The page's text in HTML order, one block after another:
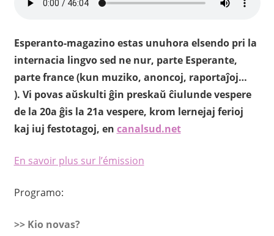
Esperanto-magazino estas unuhora elsendo pri la
internacia lingvo sed ne nur, parte Esperante,
parte france (kun muziko, anoncoj, raportaĵoj…
). Vi povas aŭskulti ĝin preskaŭ ĉiulunde vespere
de la 20a ĝis la 21a vespere, krom lernejaj ferioj
kaj iuj festotagoj, en canalsud.net
En savoir plus sur l’émission
Programo:
>> Kio novas?